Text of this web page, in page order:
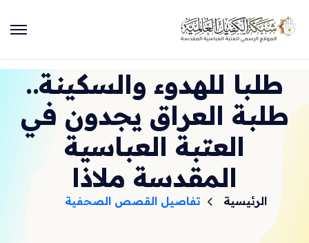
طلبا للهدوء والسكينة..
طلبة العراق يجدون في
العتبة العباسية
المقدسة ملاذا
الرئيسية تفاصيل القصص الصحفية